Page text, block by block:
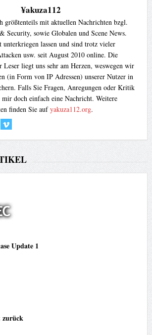
¥akuza112
größtenteils mit aktuellen Nachrichten bzgl.
Security, sowie Globalen und Scene News.
unterkriegen lassen und sind trotz vieler
usw. seit August 2010 online. Die
Leser liegt uns sehr am Herzen, weswegen wir
(in Form von IP Adressen) unserer Nutzer in
Falls Sie Fragen, Anregungen oder Kritik
mir doch einfach eine Nachricht. Weitere
finden Sie aufyakuza112.org.
Update 1
zurück